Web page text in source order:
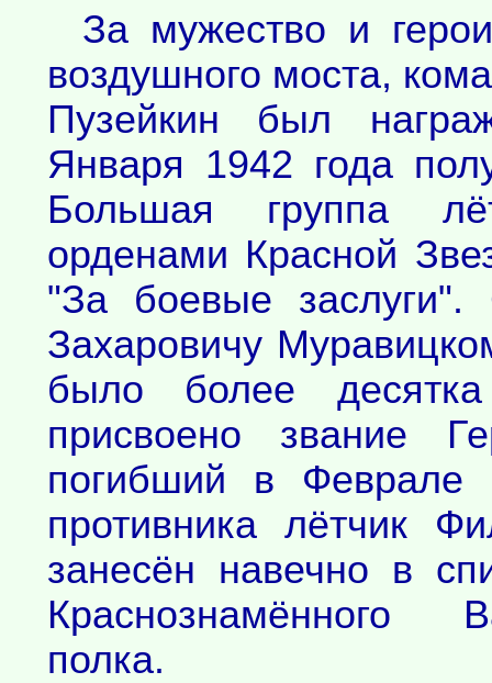
За мужество и
воздушного моста,
Пузейкин был
Января 1942 года
Большая группа
орденами Красной
"За боевые заслуги".
Захаровичу
было более
присвоено звание
погибший в Феврале
противника лётчик
занесён навечно в
Краснознамённого
полка.